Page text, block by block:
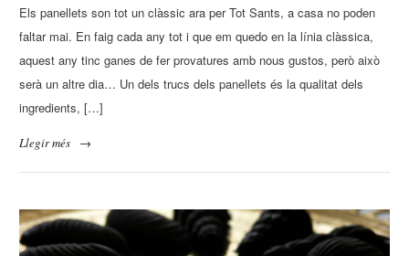
Els panellets son tot un clàssic ara per Tot Sants, a casa no poden
faltar mai. En faig cada any tot i que em quedo en la línia clàssica,
aquest any tinc ganes de fer provatures amb nous gustos, però això
serà un altre dia… Un dels trucs dels panellets és la qualitat dels
ingredients, […]
Llegir més →